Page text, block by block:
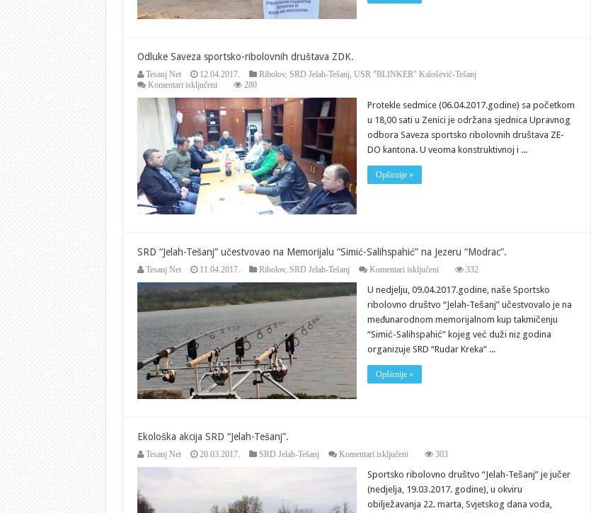
Odluke Saveza sportsko-ribolovnih društava ZDK.
Tesanj Net 12.04.2017. Ribolov, SRD Jelah-Tešanj, USR "BLINKER" Kalošević-Tešanj
Komentari isključeniza
Saveza
sportsko-
ribolovnih
društava
ZDK.
280
Protekle sedmice (06.04.2017.godine) sa početkom
u 18,00 sati u Zenici je održana sjednica Upravnog
odbora Saveza sportsko ribolovnih društava ZE-
DO kantona. U veoma konstruktivnoj i ...
Opširnije »
SRD “Jelah-Tešanj” učestvovao na Memorijalu “Simić-Salihspahić” na Jezeru “Modrac”.
Tesanj Net 11.04.2017. Ribolov, SRD Jelah-Tešanj Komentari isključeniza
“Jelah-
Tešanj”
učestvovao
na
Memorijalu
“Simić-
Salihspahić”
332
U nedjelju, 09.04.2017.godine, naše Sportsko
ribolovno društvo “Jelah-Tešanj” učestvovalo je na
međunarodnom memorijalnom kup takmičenju
“Simić-Salihspahić” kojeg već duži niz godina
organizuje SRD “Rudar Kreka” ...
Opširnije »
Ekološka akcija SRD “Jelah-Tešanj”.
Tesanj Net 20.03.2017. SRD Jelah-Tešanj Komentari isključeniza
akcija
SRD
Tešanj”.
303
Sportsko ribolovno društvo “Jelah-Tešanj” je jučer
(nedjelja, 19.03.2017. godine), u okviru
obilježavanja 22. marta, Svjetskog dana voda,